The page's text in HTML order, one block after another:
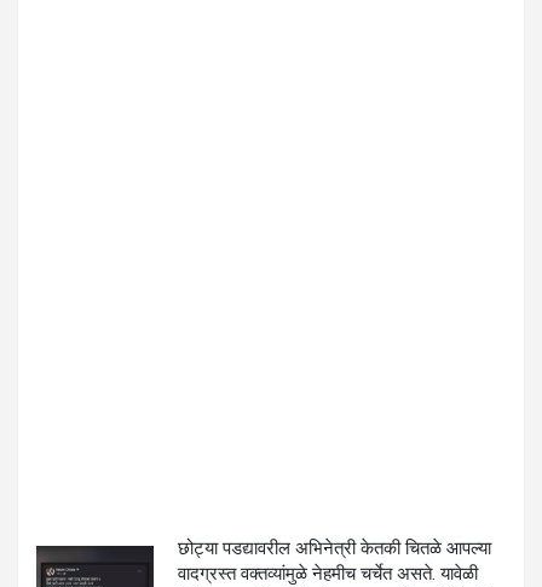
छोट्या पडद्यावरील अभिनेत्री केतकी चितळे आपल्या
वादग्रस्त वक्तव्यांमुळे नेहमीच चर्चेत असते. यावेळी